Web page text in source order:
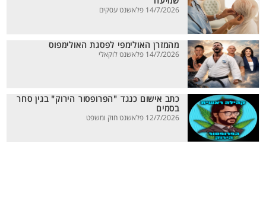
14/7/2026 פלאשנט עסקים
מהמזרן האולימפי לפסגת האולימפוס
14/7/2026 פלאשנט לוקאלי
כתב אישום כנגד "הפרופסור הירוק" בגין סחר
בסמים
12/7/2026 פלאשנט חוק ומשפט